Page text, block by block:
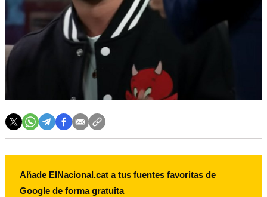
Añade ElNacional.cat a tus fuentes favoritas de
Google de forma gratuita